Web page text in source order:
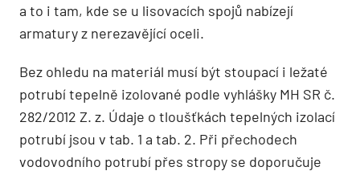
a to i tam, kde se u lisovacích spojů nabízejí
armatury z nerezavějící oceli.
Bez ohledu na materiál musí být stoupací i ležaté
potrubí tepelně izolované podle vyhlášky MH SR č.
282/2012 Z. z. Údaje o tloušťkách tepelných izolací
potrubí jsou v tab. 1 a tab. 2. Při přechodech
vodovodního potrubí přes stropy se doporučuje